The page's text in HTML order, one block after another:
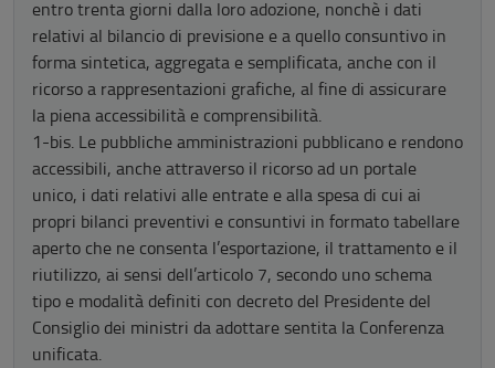
entro trenta giorni dalla loro adozione, nonchè i dati
relativi al bilancio di previsione e a quello consuntivo in
forma sintetica, aggregata e semplificata, anche con il
ricorso a rappresentazioni grafiche, al fine di assicurare
la piena accessibilità e comprensibilità.
1-bis. Le pubbliche amministrazioni pubblicano e rendono
accessibili, anche attraverso il ricorso ad un portale
unico, i dati relativi alle entrate e alla spesa di cui ai
propri bilanci preventivi e consuntivi in formato tabellare
aperto che ne consenta l’esportazione, il trattamento e il
riutilizzo, ai sensi dell’articolo 7, secondo uno schema
tipo e modalità definiti con decreto del Presidente del
Consiglio dei ministri da adottare sentita la Conferenza
unificata.